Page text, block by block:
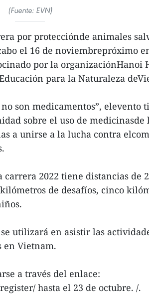
(Fuente: EVN)
por protecciónde animales
el 16 de noviembrepróximo
por la organizaciónHanoi
para la Naturaleza
son medicamentos”, elevento
sobre el uso de medicinasde
a unirse a la lucha contra
carrera 2022 tiene distancias de
de desafíos, cinco
utilizará en asistir las
en Vietnam.
a través del enlace:
hasta el 23 de octubre. /.